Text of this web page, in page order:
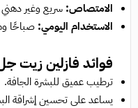
الامتصاص: سريع وغير دهني
الاستخدام اليومي: صباحًا
فوائد فازلين زيت
ترطيب عميق للبشرة الجافة.
يساعد على تحسين إشراقة